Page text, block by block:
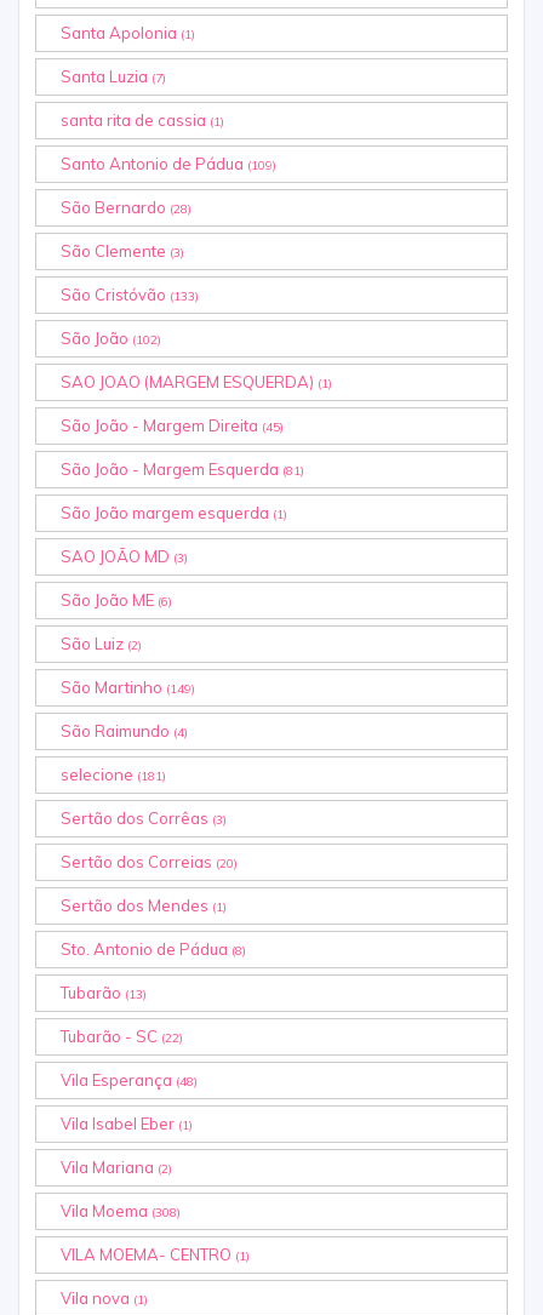
Santa Apolonia (1)
Santa Luzia (7)
santa rita de cassia (1)
Santo Antonio de Pádua (109)
São Bernardo (28)
São Clemente (3)
São Cristóvão (133)
São João (102)
SAO JOAO (MARGEM ESQUERDA) (1)
São João - Margem Direita (45)
São João - Margem Esquerda (81)
São João margem esquerda (1)
SAO JOÃO MD (3)
São João ME (6)
São Luiz (2)
São Martinho (149)
São Raimundo (4)
selecione (181)
Sertão dos Corrêas (3)
Sertão dos Correias (20)
Sertão dos Mendes (1)
Sto. Antonio de Pádua (8)
Tubarão (13)
Tubarão - SC (22)
Vila Esperança (48)
Vila Isabel Eber (1)
Vila Mariana (2)
Vila Moema (308)
VILA MOEMA- CENTRO (1)
Vila nova (1)